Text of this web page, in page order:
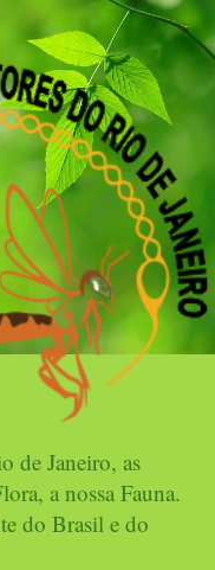
de Janeiro, as
a nossa Fauna.
do Brasil e do